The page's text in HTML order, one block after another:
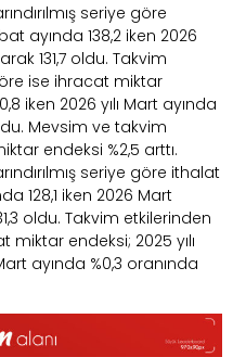
seriye göre
ayında 138,2 iken 2026
131,7 oldu. Takvim
ise ihracat miktar
iken 2026 yılı Mart ayında
Mevsim ve takvim
endeksi %2,5 arttı.
seriye göre ithalat
128,1 iken 2026 Mart
oldu. Takvim etkilerinden
miktar endeksi; 2025 yılı
ayında %0,3 oranında